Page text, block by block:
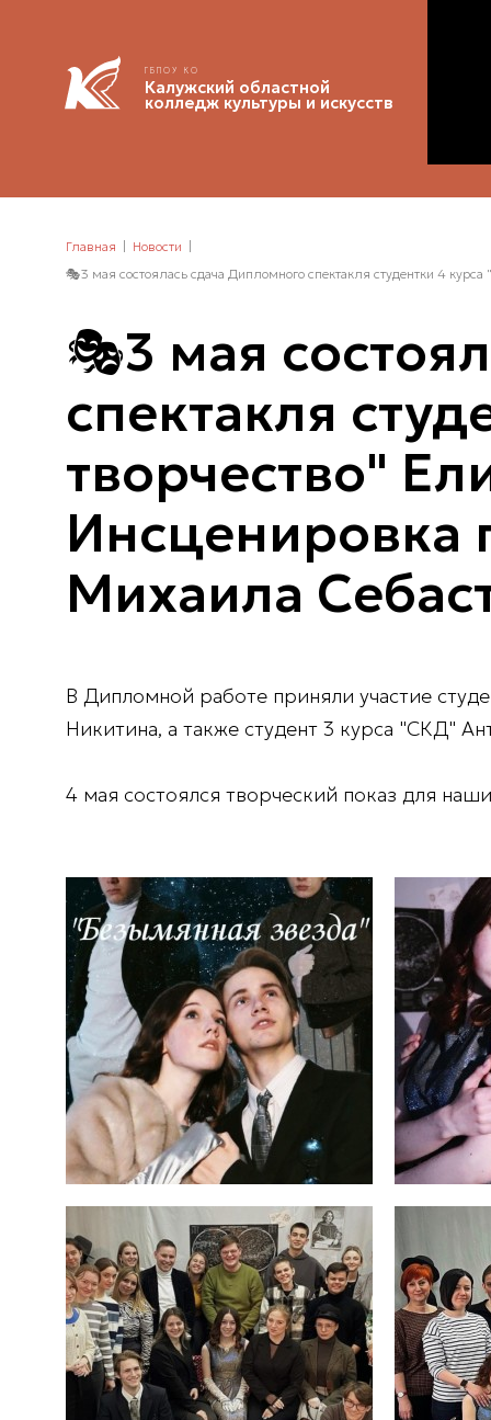
ГБПОУ КО
Калужский областной
колледж культуры и искусств
Главная
Новости
🎭3 мая состоялась сдача Дипломного спектакля студентки 4
🎭3 мая
спектакля
творчество"
Инсценировка
Михаила
В Дипломной работе приняли участие
Никитина, а также студент 3 курса "СКД"
4 мая состоялся творческий показ для